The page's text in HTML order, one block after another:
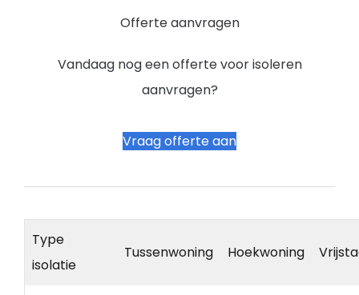
Offerte aanvragen
Vandaag nog een offerte voor isoleren
aanvragen?
Vraag offerte aan
Type
isolatie
Tussenwoning Hoekwoning